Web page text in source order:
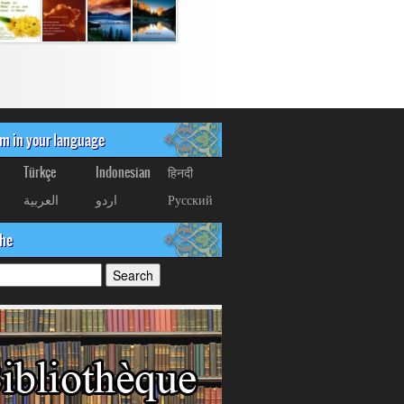
in your language
Türkçe Indonesian
हिनदी
العربیة
اردو Русский